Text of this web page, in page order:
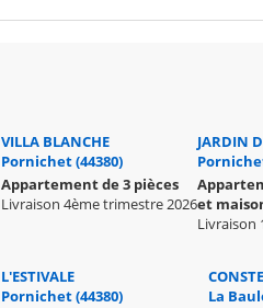
VILLA BLANCHE
Pornichet (44380)
Appartement de 3 pièces
Livraison 4ème trimestre 2026
JARDIN
et
Livraison
L'ESTIVALE
Pornichet (44380)
La